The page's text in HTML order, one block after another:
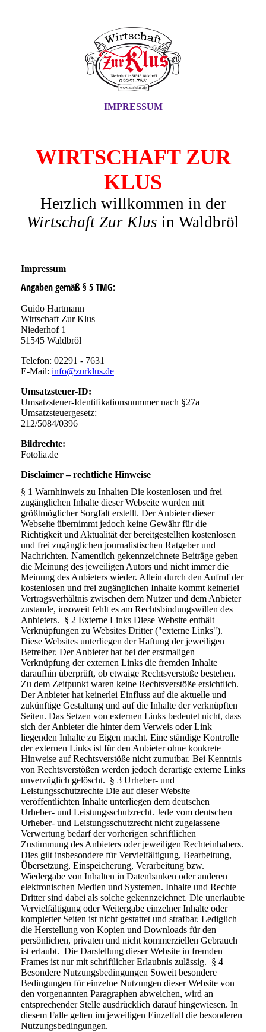
IMPRESSUM
WIRTSCHAFT ZUR
KLUS
Herzlich willkommen in der
Wirtschaft Zur Klus in Waldbröl
Impressum
Angaben gemäß § 5 TMG:
Guido Hartmann
Wirtschaft Zur Klus
Niederhof 1
51545 Waldbröl
Telefon: 02291 - 7631
E-Mail: info@zurklus.de
Umsatzsteuer-ID:
Umsatzsteuer-Identifikationsnummer nach §27a
Umsatzsteuergesetz:
212/5084/0396
Bildrechte:
Fotolia.de
Disclaimer – rechtliche Hinweise
§ 1 Warnhinweis zu Inhalten Die kostenlosen und frei
zugänglichen Inhalte dieser Webseite wurden mit
größtmöglicher Sorgfalt erstellt. Der Anbieter dieser
Webseite übernimmt jedoch keine Gewähr für die
Richtigkeit und Aktualität der bereitgestellten kostenlosen
und frei zugänglichen journalistischen Ratgeber und
Nachrichten. Namentlich gekennzeichnete Beiträge geben
die Meinung des jeweiligen Autors und nicht immer die
Meinung des Anbieters wieder. Allein durch den Aufruf der
kostenlosen und frei zugänglichen Inhalte kommt keinerlei
Vertragsverhältnis zwischen dem Nutzer und dem Anbieter
zustande, insoweit fehlt es am Rechtsbindungswillen des
Anbieters. § 2 Externe Links Diese Website enthält
Verknüpfungen zu Websites Dritter ("externe Links").
Diese Websites unterliegen der Haftung der jeweiligen
Betreiber. Der Anbieter hat bei der erstmaligen
Verknüpfung der externen Links die fremden Inhalte
daraufhin überprüft, ob etwaige Rechtsverstöße bestehen.
Zu dem Zeitpunkt waren keine Rechtsverstöße ersichtlich.
Der Anbieter hat keinerlei Einfluss auf die aktuelle und
zukünftige Gestaltung und auf die Inhalte der verknüpften
Seiten. Das Setzen von externen Links bedeutet nicht, dass
sich der Anbieter die hinter dem Verweis oder Link
liegenden Inhalte zu Eigen macht. Eine ständige Kontrolle
der externen Links ist für den Anbieter ohne konkrete
Hinweise auf Rechtsverstöße nicht zumutbar. Bei Kenntnis
von Rechtsverstößen werden jedoch derartige externe Links
unverzüglich gelöscht. § 3 Urheber- und
Leistungsschutzrechte Die auf dieser Website
veröffentlichten Inhalte unterliegen dem deutschen
Urheber- und Leistungsschutzrecht. Jede vom deutschen
Urheber- und Leistungsschutzrecht nicht zugelassene
Verwertung bedarf der vorherigen schriftlichen
Zustimmung des Anbieters oder jeweiligen Rechteinhabers.
Dies gilt insbesondere für Vervielfältigung, Bearbeitung,
Übersetzung, Einspeicherung, Verarbeitung bzw.
Wiedergabe von Inhalten in Datenbanken oder anderen
elektronischen Medien und Systemen. Inhalte und Rechte
Dritter sind dabei als solche gekennzeichnet. Die unerlaubte
Vervielfältigung oder Weitergabe einzelner Inhalte oder
kompletter Seiten ist nicht gestattet und strafbar. Lediglich
die Herstellung von Kopien und Downloads für den
persönlichen, privaten und nicht kommerziellen Gebrauch
ist erlaubt. Die Darstellung dieser Website in fremden
Frames ist nur mit schriftlicher Erlaubnis zulässig. § 4
Besondere Nutzungsbedingungen Soweit besondere
Bedingungen für einzelne Nutzungen dieser Website von
den vorgenannten Paragraphen abweichen, wird an
entsprechender Stelle ausdrücklich darauf hingewiesen. In
diesem Falle gelten im jeweiligen Einzelfall die besonderen
Nutzungsbedingungen.